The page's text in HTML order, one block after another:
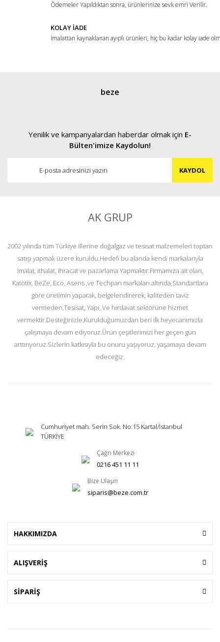
Gönder
Ödemeler Yapıldıktan sonra, ürünlerinize sevk emri Verilir.
KOLAY İADE
İmalattan kaynaklanan ayıplı ürünleri, hiç bu kadar kolay iade
beze
Yenilik ve kampanyalardan haberdar olmak için E-
Bülten'imize Kaydolun!
KAYDOL
AK GRUP
2002 yılında tüm Türkiye illerine doğalgaz ve tesisat malzemeleri toptan
satışı yapmak üzere kuruldu.Hedefi bu alanda kendi markalarıyla
İmalat, ithalat, ihracat ve pazarlama Yapmaktır.Firmamıza ait olan,
Katotix, BeZe, Eco, Asens ,ve Techpan markaları altında,Standartlara
göre üretimin yaparak, belgelendirerek, kaliteden taviz
vermeden,Tesisat, Yapı, Ve hırdavat sektörüne hizmet
vermektir.Desteğinizle,Kurulduğumuzdan beri ilk heyecanımızla
çalışmaya devam ediyoruz.Ürün çeşitlerimizi her geçen gün
arttırıyoruz.Sizlerin katkısıyla bu onuru yaşıyoruz, yaşamaya devam
edeceğiz.
Cumhuriyet mah. Serin Sok. No:15 Kartal/İstanbul
TÜRKİYE
Çağrı Merkezi
0216 451 11 11
Bize Ulaşın
siparis@beze.com.tr
HAKKIMIZDA
ALIŞVERİŞ
SİPARİŞ